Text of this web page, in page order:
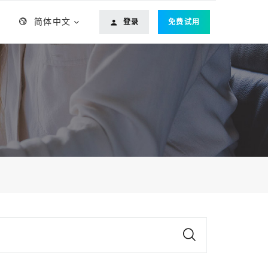
简体中文 登录 免费试用